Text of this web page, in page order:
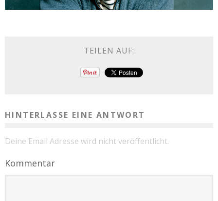
TEILEN AUF:
HINTERLASSE EINE ANTWORT
Deine Email Adresse wird nicht veröffentlicht.
Kommentar